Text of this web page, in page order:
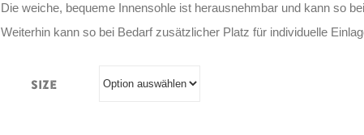
Die weiche, bequeme Innensohle ist herausnehmbar und kann so
Weiterhin kann so bei Bedarf zusätzlicher Platz für individuelle
Size